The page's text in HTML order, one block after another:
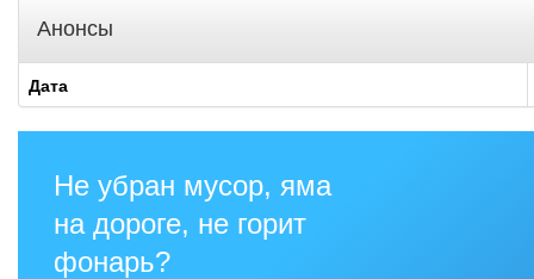
Анонсы
Дата
Не убран мусор, яма
на дороге, не горит
фонарь?